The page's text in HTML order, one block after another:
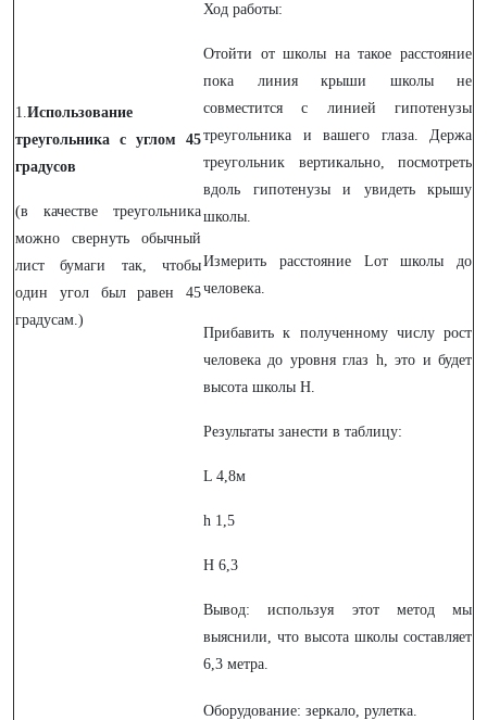
1.Использование
треугольника с углом 45
градусов
(в качестве треугольника
можно свернуть обычный
лист бумаги так, чтобы
один угол был равен 45
градусам.)
Ход работы:
Отойти от школы на такое расстояние
пока линия крыши школы не
совместится с линией гипотенузы
треугольника и вашего глаза. Держа
треугольник вертикально, посмотреть
вдоль гипотенузы и увидеть крышу
школы.
Измерить расстояние Lот школы до
человека.
Прибавить к полученному числу рост
человека до уровня глаз h, это и будет
высота школы H.
Результаты занести в таблицу:
L 4,8м
h 1,5
H 6,3
Вывод: используя этот метод мы
выяснили, что высота школы составляет
6,3 метра.
Оборудование: зеркало, рулетка.